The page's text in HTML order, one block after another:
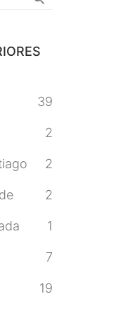
39
2
2
2
1
7
19